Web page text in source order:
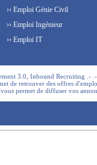
›› Emploi Génie Civil
›› Emploi Ingénieur
›› Emploi IT
3.0, Inbound Recruiting .-
de retrouver des offres
permet de diffuser vos